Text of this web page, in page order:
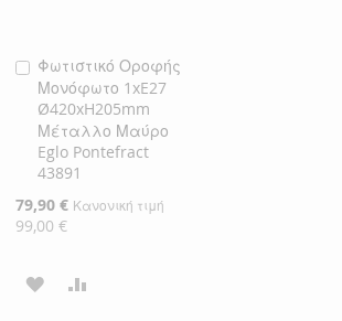
Φωτιστικό Οροφής
Μονόφωτο 1xE27
Ø420xH205mm
Μέταλλο Μαύρο
Eglo Pontefract
43891
Ειδική
Τιμή
79,90 € Κανονική τιμή
99,00 €
Προσθήκη
στο
Καλάθι
ΠΡΟΣΘΉΚΗ